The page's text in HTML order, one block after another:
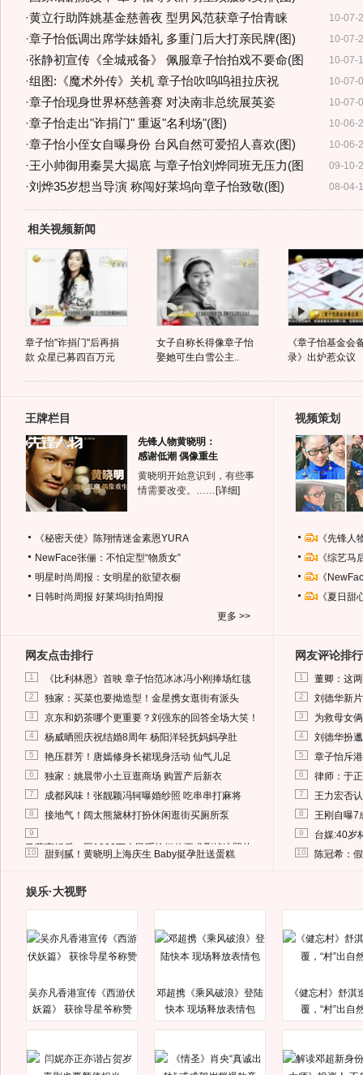
10-07-
·黄立行助阵姚基金慈善夜 型男风范获章子怡青睐
10-07-
·章子怡低调出席学妹婚礼 多重门后大打亲民牌(图)
10-07-
·张静初宣传《全城戒备》 佩服章子怡拍戏不要命(图
10-07-
·组图:《魔术外传》关机 章子怡吹呜呜祖拉庆祝
10-07-
·章子怡现身世界杯慈善赛 对决南非总统展英姿
10-06-
·章子怡走出"诈捐门" 重返"名利场"(图)
10-06-
·章子怡小侄女自曝身份 台风自然可爱招人喜欢(图)
09-10-
·王小帅御用秦昊大揭底 与章子怡刘烨同班无压力(图
08-04-
·刘烨35岁想当导演 称闯好莱坞向章子怡致敬(图)
相关视频新闻
章子怡"诈捐门"后再捐
款 众星已募四百万元
女子自称长得像章子怡
娶她可生白雪公主..
《章子怡基金会
录》出炉惹众议
王牌栏目
先锋人物黄晓明：
感谢低潮 偶像重生
黄晓明开始意识到，有些事
情需要改变。…… [详细]
《秘密天使》陈翔情迷金素恩YURA
NewFace张俪：不怕定型“物质女”
明星时尚周报：女明星的欲望衣橱
日韩时尚周报 好莱坞街拍周报
更多 >>
视频策划
《先锋
《综艺
《
《夏日
网友点击排行
1 《比利林恩》首映 章子怡范冰冰冯小刚捧场红毯
2 独家：买菜也要拗造型！金星携女逛街有派头
3 京东和奶茶哪个更重要？刘强东的回答全场大笑！
4 杨威晒照庆祝结婚8周年 杨阳洋轻抚妈妈孕肚
5 艳压群芳！唐嫣修身长裙现身活动 仙气儿足
6 独家：姚晨带小土豆逛商场 购置产后新衣
7 成都风味！张靓颖冯轲曝婚纱照 吃串串打麻将
8 接地气！阔太熊黛林打扮休闲逛街买厕所泵
9
马蓉离婚后，砸1000万人民币给媒体要求删掉这照片
10 甜到腻！黄晓明上海庆生 Baby挺孕肚送蛋糕
网友评论排行
1 董卿：这
2 刘德华新
3 为救母女
4 刘德华扮
5 章子怡斥
6 律师：于
7 王力宏否
8 王刚自曝7
9 台媒:40岁
10 陈冠希：
娱乐·大视野
吴亦凡香港宣传《西游伏
妖篇》 获徐导星爷称赞
邓超携《乘风破浪》登陆
快本 现场释放表情包
《健忘村》舒淇
覆，“村”出自